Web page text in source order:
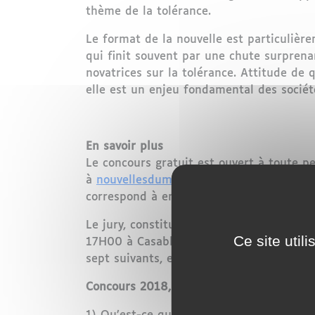
thème de la tolérance.
Le format de la nouvelle est
qui finit souvent par une chute
novatrices sur la tolérance. Attitude de
elle est un enjeu fondamental des
En savoir plus
Le concours gratuit est ouvert à toute
à nouvellesdumaroc@aol.com
avant le
correspond à environ 2500 mots ou six
Le jury, constitué d’écrivains et de
17H00 à Casablanca. 1000 dirhams
sept suivants, en collaboration avec des
Concours 2018, en partenariat avec
Ce site